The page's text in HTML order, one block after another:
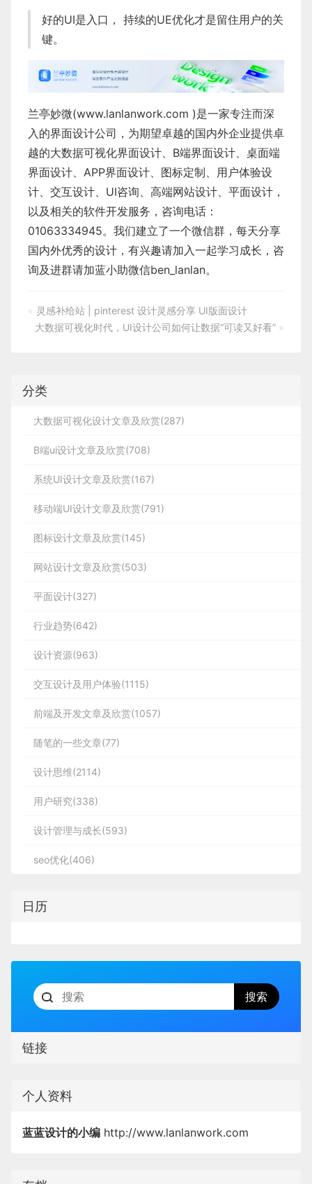
好的UI是入口， 持续的UE优化才是留住用户的关
键。
兰亭妙微(www.lanlanwork.com )是一家专注而深
入的界面设计公司，为期望卓越的国内外企业提供卓
越的大数据可视化界面设计、 B端界面设计、 桌面端
界面设计、 APP界面设计、 图标定制、 用户体验设
计、 交互设计、 UI咨询、 高端网站设计、 平面设计 ，
以及相关的软件开发服务，咨询电话：
01063334945。我们建立了一个微信群，每天分享
国内外优秀的设计，有兴趣请加入一起学习成长，咨
询及进群请加蓝小助微信ben_lanlan。
« 灵感补给站 | pinterest 设计灵感分享 UI版面设计
大数据可视化时代，UI设计公司如何让数据“可读又好看” »
分类
大数据可视化设计文章及欣赏(287)
B端ui设计文章及欣赏(708)
系统UI设计文章及欣赏(167)
移动端UI设计文章及欣赏(791)
图标设计文章及欣赏(145)
网站设计文章及欣赏(503)
平面设计(327)
行业趋势(642)
设计资源(963)
交互设计及用户体验(1115)
前端及开发文章及欣赏(1057)
随笔的一些文章(77)
设计思维(2114)
用户研究(338)
设计管理与成长(593)
seo优化(406)
日历
链接
个人资料
蓝蓝设计的小编 http://www.lanlanwork.com